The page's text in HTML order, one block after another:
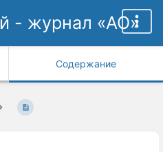
- журнал «АО»
Содержание